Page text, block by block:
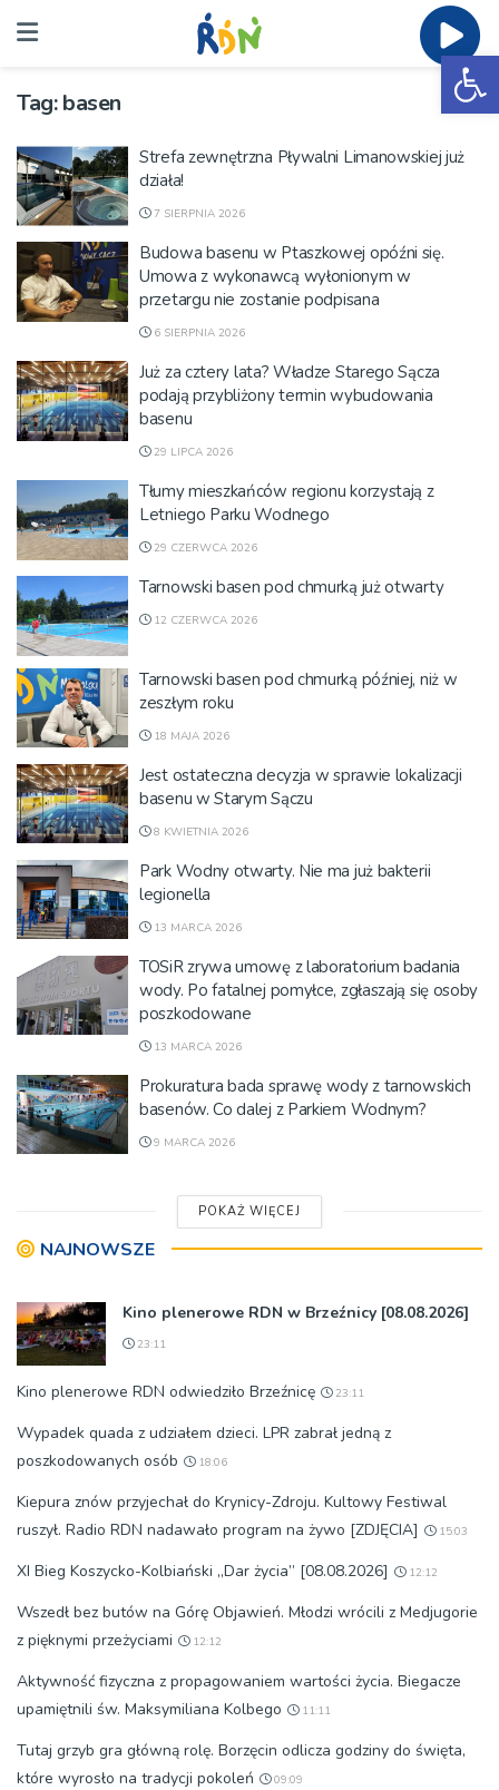
Tag:basen
Strefa zewnętrzna Pływalni Limanowskiej już
działa!
7 SIERPNIA 2026
Budowa basenu w Ptaszkowej opóźni się.
Umowa z wykonawcą wyłonionym w
przetargu nie zostanie podpisana
6 SIERPNIA 2026
Już za cztery lata? Władze Starego Sącza
podają przybliżony termin wybudowania
basenu
29 LIPCA 2026
Tłumy mieszkańców regionu korzystają z
Letniego Parku Wodnego
29 CZERWCA 2026
Tarnowski basen pod chmurką już otwarty
12 CZERWCA 2026
Tarnowski basen pod chmurką później, niż w
zeszłym roku
18 MAJA 2026
Jest ostateczna decyzja w sprawie lokalizacji
basenu w Starym Sączu
8 KWIETNIA 2026
Park Wodny otwarty. Nie ma już bakterii
legionella
13 MARCA 2026
TOSiR zrywa umowę z laboratorium badania
wody. Po fatalnej pomyłce, zgłaszają się osoby
poszkodowane
13 MARCA 2026
Prokuratura bada sprawę wody z tarnowskich
basenów. Co dalej z Parkiem Wodnym?
9 MARCA 2026
POKAŻ WIĘCEJ
NAJNOWSZE
Kino plenerowe RDN w Brzeźnicy [08.08.2026]
23:11
Kino plenerowe RDN odwiedziło Brzeźnicę 23:11
Wypadek quada z udziałem dzieci. LPR zabrał jedną z
poszkodowanych osób
18:06
Kiepura znów przyjechał do Krynicy-Zdroju. Kultowy Festiwal
ruszył. Radio RDN nadawało program na żywo [ZDJĘCIA]
15:03
XI Bieg Koszycko-Kolbiański „Dar życia” [08.08.2026] 12:12
Wszedł bez butów na Górę Objawień. Młodzi wrócili z Medjugorie
z pięknymi przeżyciami
12:12
Aktywność fizyczna z propagowaniem wartości życia. Biegacze
upamiętnili św. Maksymiliana Kolbego
11:11
Tutaj grzyb gra główną rolę. Borzęcin odlicza godziny do święta,
które wyrosło na tradycji pokoleń
09:09